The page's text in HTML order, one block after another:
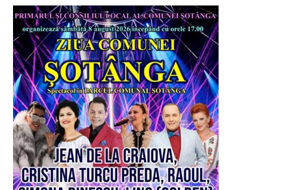
interimar.
RECLAMA
La Uzina de Produse Speciale Dragomirești exista un
proiect matur, pregătit pentru finanțare, care ar fi adus
tehnologie și producție în județ. Guvernul interimar l-a